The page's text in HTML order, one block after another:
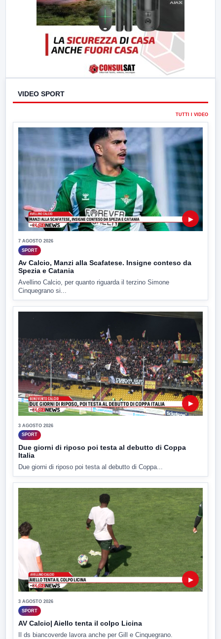
VIDEO SPORT
TUTTI I VIDEO
▶
7 AGOSTO 2026
SPORT
Av Calcio, Manzi alla Scafatese. Insigne conteso da
Spezia e Catania
Avellino Calcio, per quanto riguarda il terzino Simone
Cinquegrano si...
▶
3 AGOSTO 2026
SPORT
Due giorni di riposo poi testa al debutto di Coppa
Italia
Due giorni di riposo poi testa al debutto di Coppa...
▶
3 AGOSTO 2026
SPORT
AV Calcio| Aiello tenta il colpo Licina
Il ds biancoverde lavora anche per Gill e Cinquegrano.